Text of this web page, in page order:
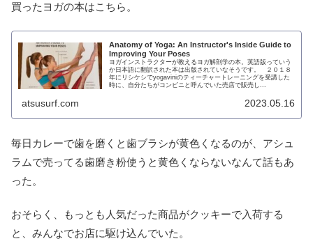
買ったヨガの本はこちら。
Anatomy of Yoga: An Instructor's Inside Guide to
Improving Your Poses
ヨガインストラクターが教えるヨガ解剖学の本。英語版っていう
か日本語に翻訳された本は出版されていなそうです。 ２０１８
年にリシケシでyogaviniのティーチャートレーニングを受講した
時に、自分たちがコンビニと呼んでいた売店で販売し...
atsusurf.com 2023.05.16
毎日カレーで歯を磨くと歯ブラシが黄色くなるのが、アシュ
ラムで売ってる歯磨き粉使うと黄色くならないなんて話もあ
った。
おそらく、もっとも人気だった商品がクッキーで入荷する
と、みんなでお店に駆け込んでいた。